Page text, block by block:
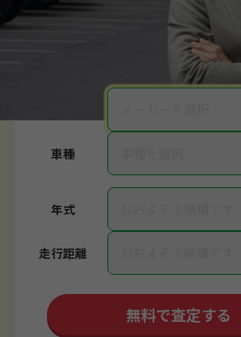
電話か出張か、高い方の査定を提案。カンタン
ご依頼いただいたお車を丁寧に
車種
年式
走行距離
無料で査定する